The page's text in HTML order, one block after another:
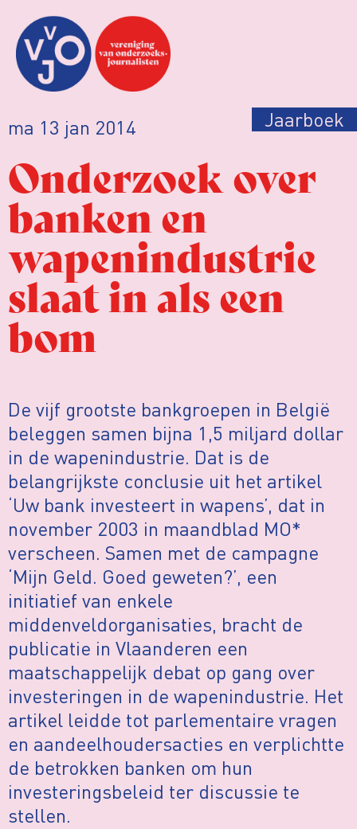
ma 13 jan 2014 Jaarboek
Onderzoek over
banken en
wapenindustrie
slaat in als een
bom
De vijf grootste bankgroepen in België
beleggen samen bijna 1,5 miljard dollar
in de wapenindustrie. Dat is de
belangrijkste conclusie uit het artikel
‘Uw bank investeert in wapens’, dat in
november 2003 in maandblad MO*
verscheen. Samen met de campagne
‘Mijn Geld. Goed geweten?’, een
initiatief van enkele
middenveldorganisaties, bracht de
publicatie in Vlaanderen een
maatschappelijk debat op gang over
investeringen in de wapenindustrie. Het
artikel leidde tot parlementaire vragen
en aandeelhoudersacties en verplichtte
de betrokken banken om hun
investeringsbeleid ter discussie te
stellen.